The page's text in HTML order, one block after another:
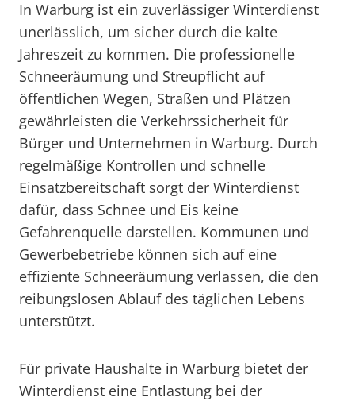
In Warburg ist ein zuverlässiger Winterdienst
unerlässlich, um sicher durch die kalte
Jahreszeit zu kommen. Die professionelle
Schneeräumung und Streupflicht auf
öffentlichen Wegen, Straßen und Plätzen
gewährleisten die Verkehrssicherheit für
Bürger und Unternehmen in Warburg. Durch
regelmäßige Kontrollen und schnelle
Einsatzbereitschaft sorgt der Winterdienst
dafür, dass Schnee und Eis keine
Gefahrenquelle darstellen. Kommunen und
Gewerbebetriebe können sich auf eine
effiziente Schneeräumung verlassen, die den
reibungslosen Ablauf des täglichen Lebens
unterstützt.
Für private Haushalte in Warburg bietet der
Winterdienst eine Entlastung bei der